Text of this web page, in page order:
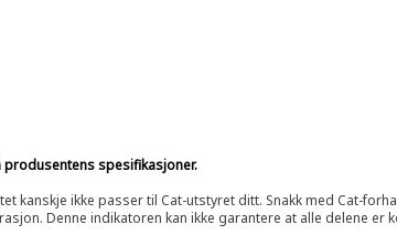
spesifikasjoner.
kanskje ikke passer til Cat-utstyret ditt. Snakk med Cat-
Denne indikatoren kan ikke garantere at alle delene er